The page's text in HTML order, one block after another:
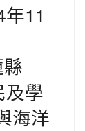
11
及學
海洋